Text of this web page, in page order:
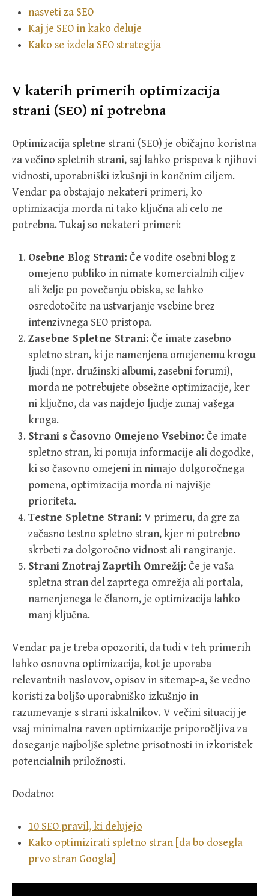
nasveti za SEO
Kaj je SEO in kako deluje
Kako se izdela SEO strategija
V katerih primerih optimizacija
strani (SEO) ni potrebna
Optimizacija spletne strani (SEO) je običajno koristna
za večino spletnih strani, saj lahko prispeva k njihovi
vidnosti, uporabniški izkušnji in končnim ciljem.
Vendar pa obstajajo nekateri primeri, ko
optimizacija morda ni tako ključna ali celo ne
potrebna. Tukaj so nekateri primeri:
Osebne Blog Strani: Če vodite osebni blog z
omejeno publiko in nimate komercialnih ciljev
ali želje po povečanju obiska, se lahko
osredotočite na ustvarjanje vsebine brez
intenzivnega SEO pristopa.
Zasebne Spletne Strani: Če imate zasebno
spletno stran, ki je namenjena omejenemu krogu
ljudi (npr. družinski albumi, zasebni forumi),
morda ne potrebujete obsežne optimizacije, ker
ni ključno, da vas najdejo ljudje zunaj vašega
kroga.
Strani s Časovno Omejeno Vsebino: Če imate
spletno stran, ki ponuja informacije ali dogodke,
ki so časovno omejeni in nimajo dolgoročnega
pomena, optimizacija morda ni najvišje
prioriteta.
Testne Spletne Strani: V primeru, da gre za
začasno testno spletno stran, kjer ni potrebno
skrbeti za dolgoročno vidnost ali rangiranje.
Strani Znotraj Zaprtih Omrežij: Če je vaša
spletna stran del zaprtega omrežja ali portala,
namenjenega le članom, je optimizacija lahko
manj ključna.
Vendar pa je treba opozoriti, da tudi v teh primerih
lahko osnovna optimizacija, kot je uporaba
relevantnih naslovov, opisov in sitemap-a, še vedno
koristi za boljšo uporabniško izkušnjo in
razumevanje s strani iskalnikov. V večini situacij je
vsaj minimalna raven optimizacije priporočljiva za
doseganje najboljše spletne prisotnosti in izkoristek
potencialnih priložnosti.
Dodatno:
10 SEO pravil, ki delujejo
Kako optimizirati spletno stran [da bo dosegla
prvo stran Googla]